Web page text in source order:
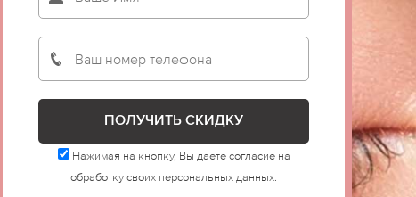
Нажимая на кнопку, Вы даете согласие на
обработку своих персональных данных.